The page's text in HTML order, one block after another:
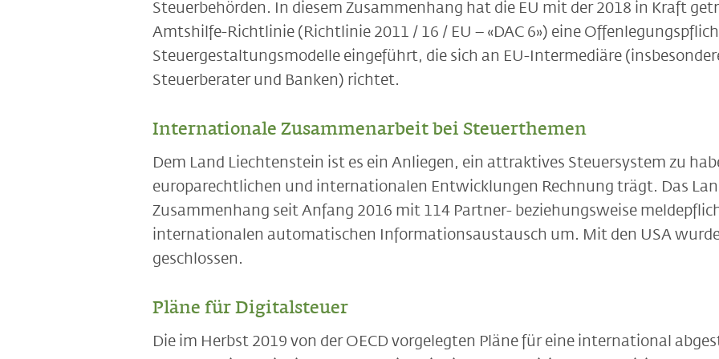
Steuerbehörden. In diesem Zusammenhang hat die EU mit der 2018 in Kraft
Amtshilfe-Richtlinie (Richtlinie 2011 / 16 / EU – «DAC 6») eine
Steuergestaltungsmodelle eingeführt, die sich an EU-Intermediäre
Steuerberater und Banken) richtet.
Internationale Zusammenarbeit bei Steuerthemen
Dem Land Liechtenstein ist es ein Anliegen, ein attraktives Steuersystem zu
europarechtlichen und internationalen Entwicklungen Rechnung trägt. Das
Zusammenhang seit Anfang 2016 mit 114 Partner- beziehungsweise
internationalen automatischen Informationsaustausch um. Mit den USA wurde
geschlossen.
Pläne für Digitalsteuer
Die im Herbst 2019 von der OECD vorgelegten Pläne für eine international